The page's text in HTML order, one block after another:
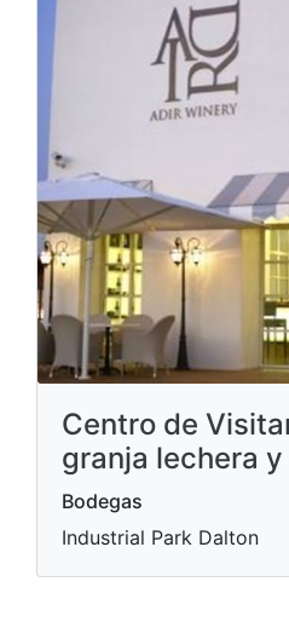
Centro de
granja lechera
Bodegas
Industrial Park Dalton